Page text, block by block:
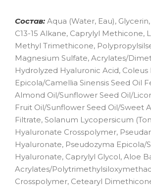
Состав: Aqua (Water, Eau),
C13-15 Alkane, Caprylyl
Methyl Trimethicone,
Magnesium Sulfate, Acrylates/
Hydrolyzed Hyaluronic Acid,
Epicola/Camellia Sinensis Seed Oil
Almond Oil/Sunflower Seed Oil/
Fruit Oil/Sunflower Seed Oil/Sweet
Filtrate, Solanum Lycopersicum
Hyaluronate Crosspolymer,
Hyaluronate, Pseudozyma
Hyaluronate, Caprylyl Glycol, Aloe
Acrylates/
Crosspolymer, Cetearyl